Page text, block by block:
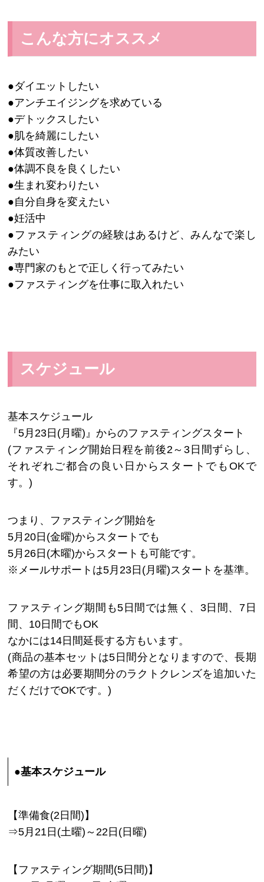
こんな方にオススメ
●ダイエットしたい
●アンチエイジングを求めている
●デトックスしたい
●肌を綺麗にしたい
●体質改善したい
●体調不良を良くしたい
●生まれ変わりたい
●自分自身を変えたい
●妊活中
●ファスティングの経験はあるけど、みんなで楽し
みたい
●専門家のもとで正しく行ってみたい
●ファスティングを仕事に取入れたい
スケジュール
基本スケジュール
『5月23日(月曜)』からのファスティングスタート
(ファスティング開始日程を前後2～3日間ずらし、
それぞれご都合の良い日からスタートでもOKで
す。)
つまり、ファスティング開始を
5月20日(金曜)からスタートでも
5月26日(木曜)からスタートも可能です。
※メールサポートは5月23日(月曜)スタートを基準。
ファスティング期間も5日間では無く、3日間、7日
間、10日間でもOK
なかには14日間延長する方もいます。
(商品の基本セットは5日間分となりますので、長期
希望の方は必要期間分のラクトクレンズを追加いた
だくだけでOKです。)
●基本スケジュール
【準備食(2日間)】
⇒5月21日(土曜)～22日(日曜)
【ファスティング期間(5日間)】